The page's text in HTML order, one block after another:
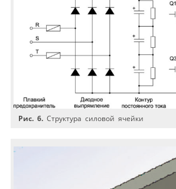
Рис. 6. Структура силовой ячейки